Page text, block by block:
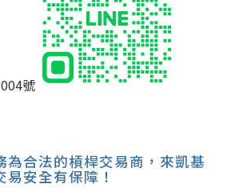
號
為合法的槓桿交易商，來凱基
安全有保障！